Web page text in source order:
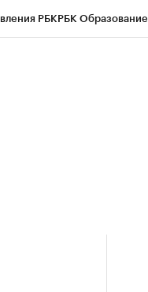
РБКРБК Образование